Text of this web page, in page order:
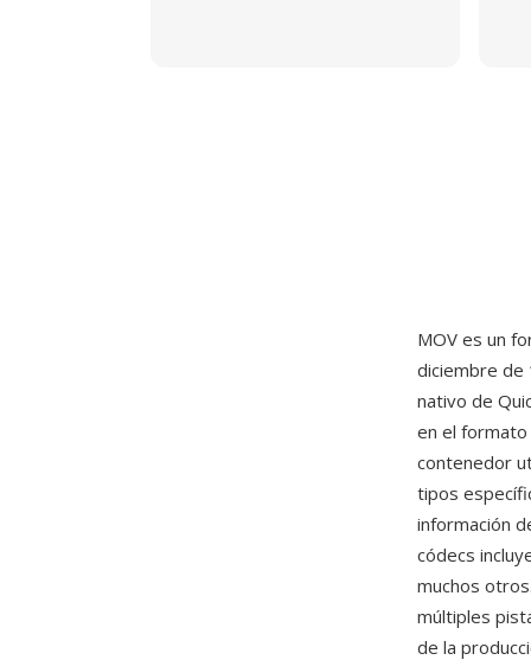
MOV es un
diciembre de
nativo de
en el formato
contenedor
tipos
información
códecs
muchos
múltiples
de la